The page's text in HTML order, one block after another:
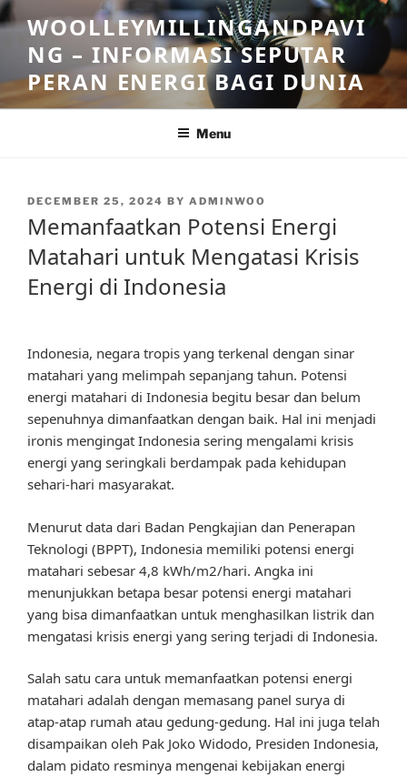
Skip
to
content
WOOLLEYMILLINGANDPAVI
NG – INFORMASI SEPUTAR
PERAN ENERGI BAGI DUNIA
Menu
POSTED
DECEMBER 25, 2024 BY ADMINWOO
Memanfaatkan Potensi Energi
Matahari untuk Mengatasi Krisis
Energi di Indonesia
Indonesia, negara tropis yang terkenal dengan sinar
matahari yang melimpah sepanjang tahun. Potensi
energi matahari di Indonesia begitu besar dan belum
sepenuhnya dimanfaatkan dengan baik. Hal ini menjadi
ironis mengingat Indonesia sering mengalami krisis
energi yang seringkali berdampak pada kehidupan
sehari-hari masyarakat.
Menurut data dari Badan Pengkajian dan Penerapan
Teknologi (BPPT), Indonesia memiliki potensi energi
matahari sebesar 4,8 kWh/m2/hari. Angka ini
menunjukkan betapa besar potensi energi matahari
yang bisa dimanfaatkan untuk menghasilkan listrik dan
mengatasi krisis energi yang sering terjadi di Indonesia.
Salah satu cara untuk memanfaatkan potensi energi
matahari adalah dengan memasang panel surya di
atap-atap rumah atau gedung-gedung. Hal ini juga telah
disampaikan oleh Pak Joko Widodo, Presiden Indonesia,
dalam pidato resminya mengenai kebijakan energi